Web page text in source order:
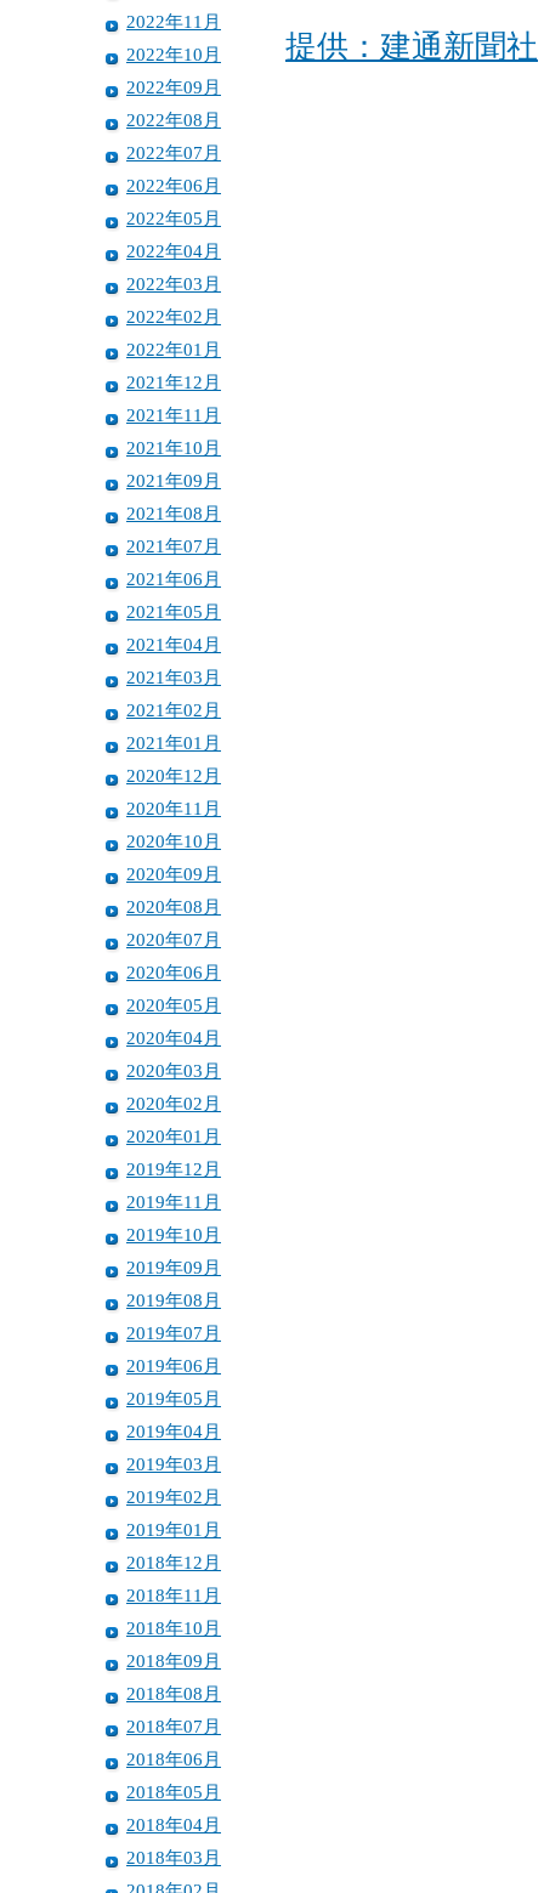
2022年11月
2022年10月
2022年09月
2022年08月
2022年07月
2022年06月
2022年05月
2022年04月
2022年03月
2022年02月
2022年01月
2021年12月
2021年11月
2021年10月
2021年09月
2021年08月
2021年07月
2021年06月
2021年05月
2021年04月
2021年03月
2021年02月
2021年01月
2020年12月
2020年11月
2020年10月
2020年09月
2020年08月
2020年07月
2020年06月
2020年05月
2020年04月
2020年03月
2020年02月
2020年01月
2019年12月
2019年11月
2019年10月
2019年09月
2019年08月
2019年07月
2019年06月
2019年05月
2019年04月
2019年03月
2019年02月
2019年01月
2018年12月
2018年11月
2018年10月
2018年09月
2018年08月
2018年07月
2018年06月
2018年05月
2018年04月
2018年03月
提供：建通新聞社